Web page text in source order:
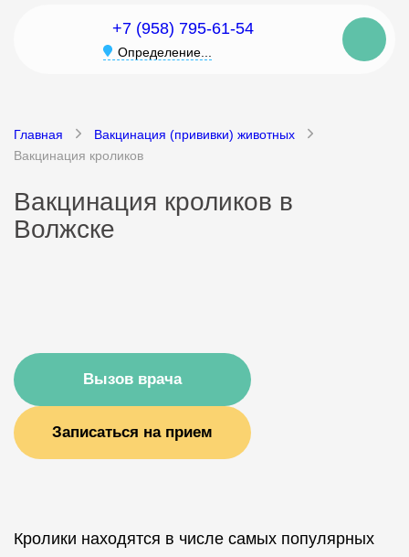
+7 (958) 795-61-54
Определение...
Главная
Вакцинация (прививки) животных
Вакцинация кроликов
Вакцинация кроликов в
Волжске
Вызов врача
Записаться на прием
Кролики находятся в числе самых популярных